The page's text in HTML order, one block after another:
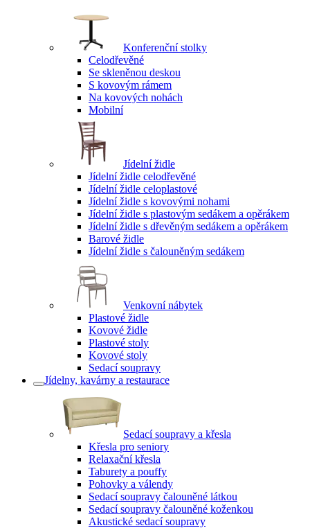
Konferenční stolky
Celodřevěné
Se skleněnou deskou
S kovovým rámem
Na kovových nohách
Mobilní
Jídelní židle
Jídelní židle celodřevěné
Jídelní židle celoplastové
Jídelní židle s kovovými nohami
Jídelní židle s plastovým sedákem a opěrákem
Jídelní židle s dřevěným sedákem a opěrákem
Barové židle
Jídelní židle s čalouněným sedákem
Venkovní nábytek
Plastové židle
Kovové židle
Plastové stoly
Kovové stoly
Sedací soupravy
Jídelny, kavárny a restaurace
Sedací soupravy a křesla
Křesla pro seniory
Relaxační křesla
Taburety a pouffy
Pohovky a válendy
Sedací soupravy čalouněné látkou
Sedací soupravy čalouněné koženkou
Akustické sedací soupravy